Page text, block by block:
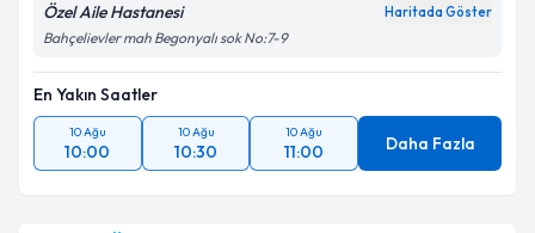
Metni'ni okudum ve kişisel verilerimin belirtilen
kapsamda işlenmesini kabul ediyorum.
Takvim Talebini Gönder
Özel Aile Hastanesi Haritada Göster
Bahçelievler mah Begonyalı sok No:7-9
En Yakın Saatler
10 Ağu
10:00
10 Ağu
10:30
10 Ağu
11:00 Daha Fazla